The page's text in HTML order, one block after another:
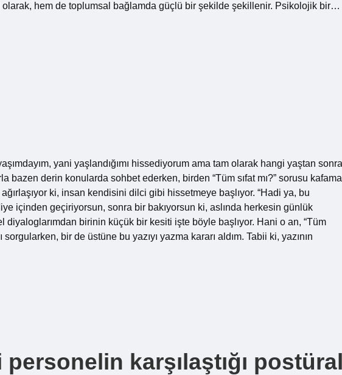
olarak, hem de toplumsal bağlamda güçlü bir şekilde şekillenir. Psikolojik bir…
yani yaşlandığımı hissediyorum ama tam olarak hangi yaştan sonra
bazen derin konularda sohbet ederken, birden “Tüm sıfat mı?” sorusu kafama
ki, insan kendisini dilci gibi hissetmeye başlıyor. “Hadi ya, bu
içinden geçiriyorsun, sonra bir bakıyorsun ki, aslında herkesin günlük
diyaloglarımdan birinin küçük bir kesiti işte böyle başlıyor. Hani o an, “Tüm
sorgularken, bir de üstüne bu yazıyı yazma kararı aldım. Tabii ki, yazının
karşılaştığı